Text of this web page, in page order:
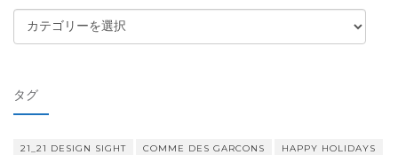
テ
ー
タグ
21_21 DESIGN SIGHT COMME DES GARCONS HAPPY HOLIDAYS